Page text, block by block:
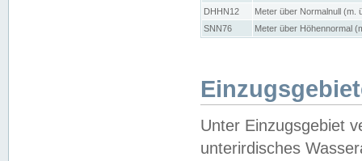
DHHN12
Meter über Normalnull (m.
SNN76
Meter über Höhennormal
Unter Einzugsgebiet
unterirdisches